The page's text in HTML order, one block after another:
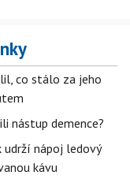
co stálo za jeho
nástup demence?
udrží nápoj ledový
kávu